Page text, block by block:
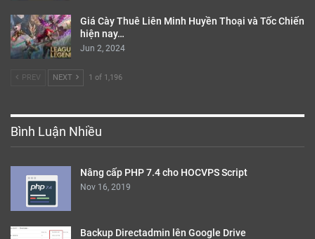
Giá Cày Thuê Liên Minh Huyền Thoại và Tốc Chiến
hiện nay…
Jun 2, 2024
PREV NEXT 1 of 1,196
Bình Luận Nhiều
Nâng cấp PHP 7.4 cho HOCVPS Script
Nov 16, 2019
Backup Directadmin lên Google Drive